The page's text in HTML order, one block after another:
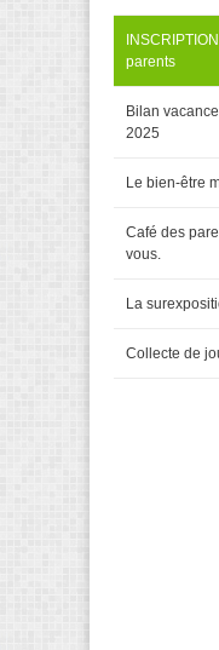
parents
Bilan
2025
Le bien-être
Café des
vous.
La
Collecte de